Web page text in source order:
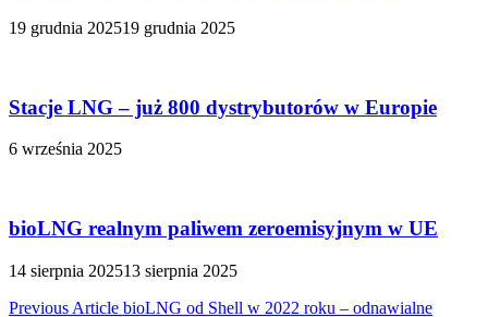
19 grudnia 202519 grudnia 2025
Stacje LNG – już 800 dystrybutorów w Europie
6 września 2025
bioLNG realnym paliwem zeroemisyjnym w UE
14 sierpnia 202513 sierpnia 2025
Nawigacja
Previous Article bioLNG od Shell w 2022 roku – odnawialne